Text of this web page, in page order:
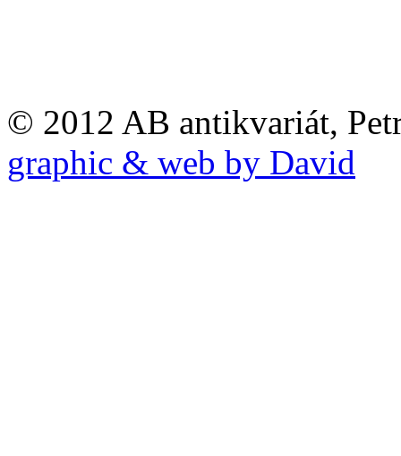
© 2012 AB antikvariát,
graphic & web by David